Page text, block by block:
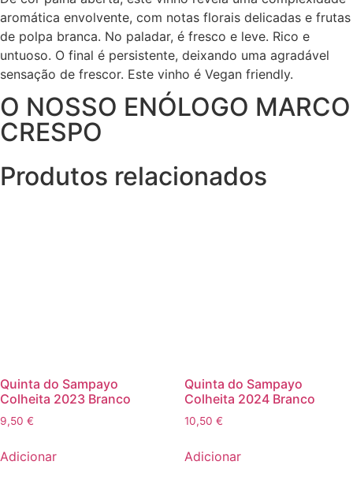
aromática envolvente, com notas florais delicadas e frutas
de polpa branca. No paladar, é fresco e leve. Rico e
untuoso. O final é persistente, deixando uma agradável
sensação de frescor. Este vinho é Vegan friendly.
O NOSSO ENÓLOGO MARCO
CRESPO
Produtos relacionados
Quinta do Sampayo
Colheita 2023 Branco
9,50 €
Adicionar
Quinta do Sampayo
Colheita 2024 Branco
10,50 €
Adicionar